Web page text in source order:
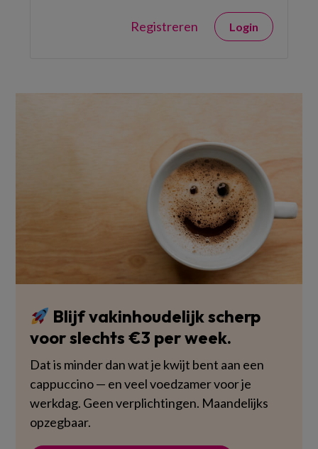
Registreren Login
Blijf vakinhoudelijk scherp
voor slechts €3 per week.
Dat is minder dan wat je kwijt bent aan een
cappuccino — en veel voedzamer voor je
werkdag. Geen verplichtingen. Maandelijks
opzegbaar.